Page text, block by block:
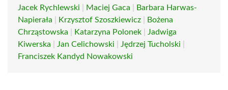
Jacek Rychlewski
Maciej Gaca
Barbara Harwas-
Napierała
Krzysztof Szoszkiewicz
Bożena
Chrząstowska
Katarzyna Polonek
Jadwiga
Kiwerska
Jan Celichowski Jędrzej Tucholski
Franciszek Kandyd Nowakowski